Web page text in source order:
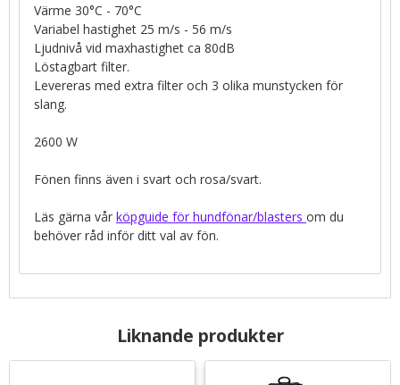
Värme 30°C - 70°C
Variabel hastighet 25 m/s - 56 m/s
Ljudnivå vid maxhastighet ca 80dB
Löstagbart filter.
Levereras med extra filter och 3 olika munstycken för
slang.
2600 W
Fönen finns även i svart och rosa/svart.
Läs gärna vår köpguide för hundfönar/blasters om du
behöver råd inför ditt val av fön.
Liknande produkter